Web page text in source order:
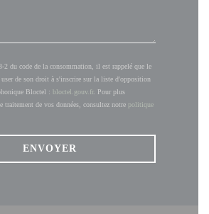
2 du code de la consommation, il est rappelé que le
user de son droit à s'inscrire sur la liste d'opposition
Bloctel : bloctel.gouv.fr. Pour plus
traitement de vos données, consultez notre politique